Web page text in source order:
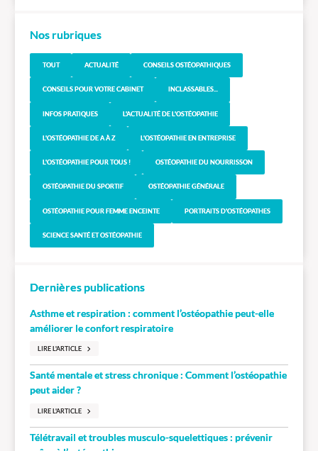
Nos rubriques
TOUT ACTUALITÉ CONSEILS OSTÉOPATHIQUES
CONSEILS POUR VOTRE CABINET INCLASSABLES...
INFOS PRATIQUES L'ACTUALITÉ DE L'OSTÉOPATHIE
L'OSTÉOPATHIE DE A À Z L'OSTÉOPATHIE EN ENTREPRISE
L'OSTÉOPATHIE POUR TOUS ! OSTÉOPATHIE DU NOURRISSON
OSTÉOPATHIE DU SPORTIF OSTÉOPATHIE GÉNÉRALE
OSTÉOPATHIE POUR FEMME ENCEINTE PORTRAITS D'OSTÉOPATHES
SCIENCE SANTÉ ET OSTÉOPATHIE
Dernières publications
Asthme et respiration : comment l’ostéopathie peut-elle
améliorer le confort respiratoire
LIRE L'ARTICLE
Santé mentale et stress chronique : Comment l’ostéopathie
peut aider ?
LIRE L'ARTICLE
Télétravail et troubles musculo-squelettiques : prévenir